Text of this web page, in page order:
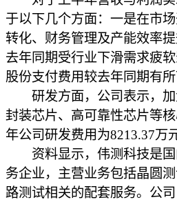
于以下几个方面：一是在市
转化、财务管理及产能效率
去年同期受行业下滑需求疲
股份支付费用较去年同期有所
研发方面，公司表示，加
封装芯片、高可靠性芯片等
年公司研发费用为8213.37万
资料显示，伟测科技是国
务企业，主营业务包括晶圆
路测试相关的配套服务。公